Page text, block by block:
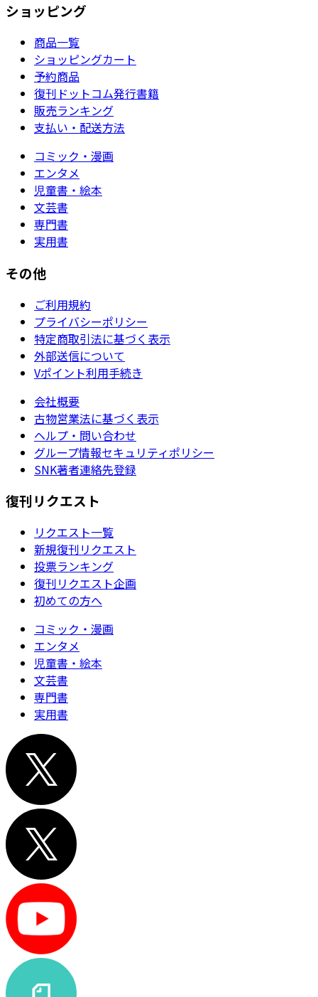
ショッピング
商品一覧
ショッピングカート
予約商品
復刊ドットコム発行書籍
販売ランキング
支払い・配送方法
コミック・漫画
エンタメ
児童書・絵本
文芸書
専門書
実用書
その他
ご利用規約
プライバシーポリシー
特定商取引法に基づく表示
外部送信について
Vポイント利用手続き
会社概要
古物営業法に基づく表示
ヘルプ・問い合わせ
グループ情報セキュリティポリシー
SNK著者連絡先登録
復刊リクエスト
リクエスト一覧
新規復刊リクエスト
投票ランキング
復刊リクエスト企画
初めての方へ
コミック・漫画
エンタメ
児童書・絵本
文芸書
専門書
実用書